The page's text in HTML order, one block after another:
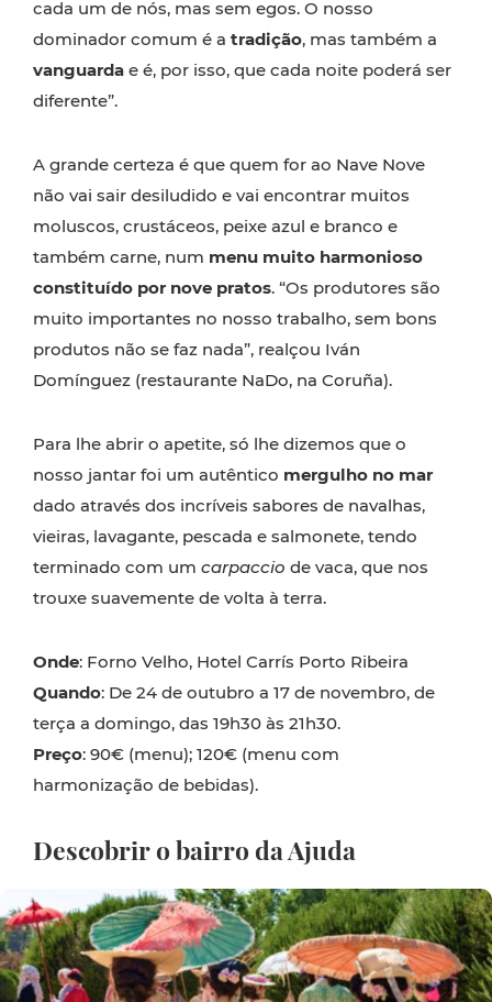
cada um de nós, mas sem egos. O nosso
dominador comum é a tradição, mas também a
vanguarda e é, por isso, que cada noite poderá ser
diferente”.
A grande certeza é que quem for ao Nave Nove
não vai sair desiludido e vai encontrar muitos
moluscos, crustáceos, peixe azul e branco e
também carne, num menu muito harmonioso
constituído por nove pratos. “Os produtores são
muito importantes no nosso trabalho, sem bons
produtos não se faz nada”, realçou Iván
Domínguez (restaurante NaDo, na Coruña).
Para lhe abrir o apetite, só lhe dizemos que o
nosso jantar foi um autêntico mergulho no mar
dado através dos incríveis sabores de navalhas,
vieiras, lavagante, pescada e salmonete, tendo
terminado com um carpaccio de vaca, que nos
trouxe suavemente de volta à terra.
Onde: Forno Velho, Hotel Carrís Porto Ribeira
Quando: De 24 de outubro a 17 de novembro, de
terça a domingo, das 19h30 às 21h30.
Preço: 90€ (menu); 120€ (menu com
harmonização de bebidas).
Descobrir o bairro da Ajuda